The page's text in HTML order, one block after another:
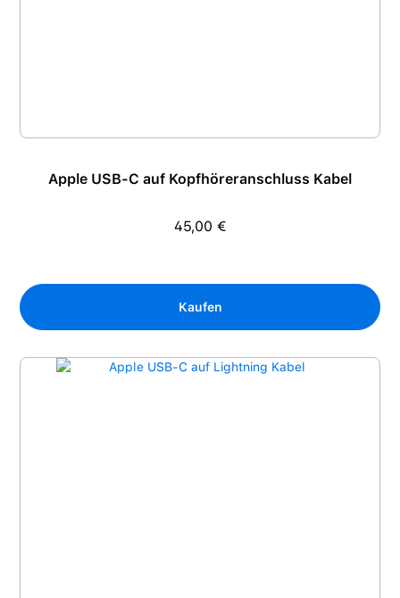
Apple USB-C auf Kopfhöreranschluss Kabel
Regulärer Preis:
45,00 €
Kaufen